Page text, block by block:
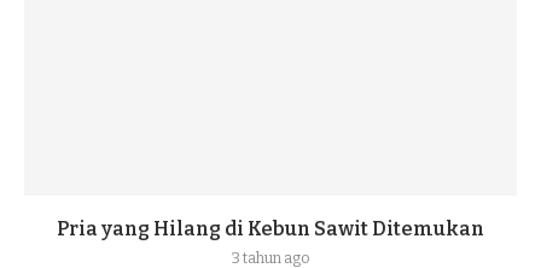
Pria yang Hilang di Kebun Sawit Ditemukan
3 tahun ago